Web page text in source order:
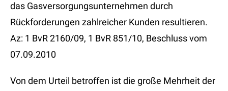
das Gasversorgungsunternehmen durch
Rückforderungen zahlreicher Kunden resultieren.
Az: 1 BvR 2160/09, 1 BvR 851/10, Beschluss vom
07.09.2010
Von dem Urteil betroffen ist die große Mehrheit der